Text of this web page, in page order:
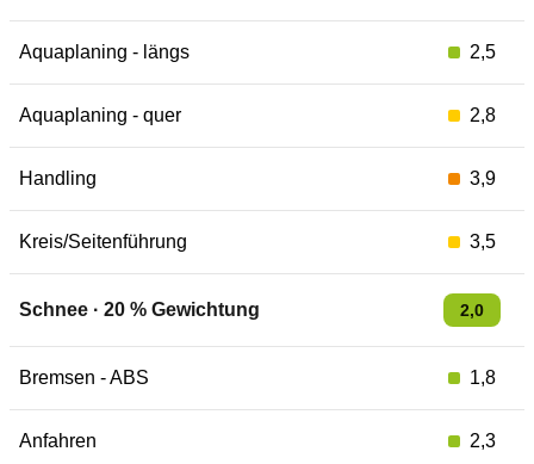
Aquaplaning - längs 2,5
Aquaplaning - quer 2,8
Handling 3,9
Kreis/Seitenführung 3,5
Schnee · 20 % Gewichtung 2,0
Bremsen - ABS 1,8
Anfahren 2,3